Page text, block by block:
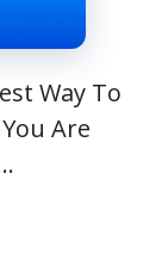
Way To
Are